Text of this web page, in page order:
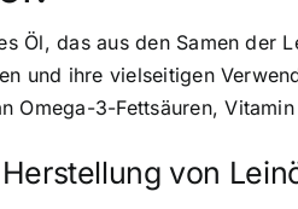
Öl, das aus den Samen der
und ihre vielseitigen
Omega-3-Fettsäuren,
von